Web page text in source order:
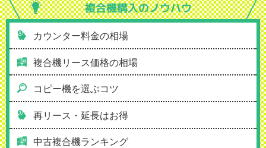
複合機購入のノウハウ
カウンター料金の相場
複合機リース価格の相場
コピー機を選ぶコツ
再リース・延長はお得
中古複合機ランキング